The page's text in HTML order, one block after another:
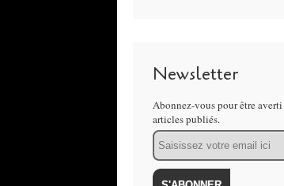
Newsletter
Abonnez-vous pour être
articles publiés.
Email